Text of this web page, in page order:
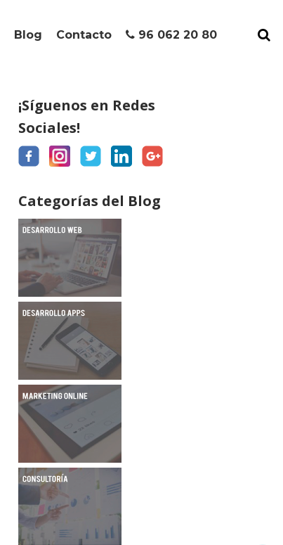
Blog Contacto 96 062 20 80
¡Síguenos en Redes
Sociales!
Categorías del Blog